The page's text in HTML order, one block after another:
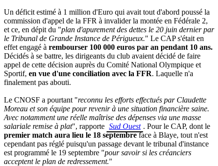
Un déficit estimé à 1 million d'Euro qui avait tout d'abord poussé la
commission d'appel de la FFR à invalider la montée en Fédérale 2,
et ce, en dépit du "plan d'apurement des dettes le 20 juin dernier par
le Tribunal de Grande Instance de Périgueux." Le CAPs'était en
effet engagé à rembourser 100 000 euros par an pendant 10 ans.
Décidés à se battre, les dirigeants du club avaient décidé de faire
appel de cette décision auprès du Comité National Olympique et
Sportif, en vue d'une conciliation avec la FFR. Laquelle n'a
finalement pas abouti.
Le CNOSF a pourtant "reconnu les efforts effectués par Claudette
Moreau et son équipe pour revenir à une situation financière saine.
Avec notamment une réelle maîtrise des dépenses via une masse
salariale remise à plat", rapporte Sud Ouest . Pour le CAP, dont le
premier match aura lieu le 18 septembreface à Blaye, tout n'est
cependant pas réglé puisqu'un passage devant le tribunal d'instance
est programmé le 19 septembre "pour savoir si les créanciers
acceptent le plan de redressement."